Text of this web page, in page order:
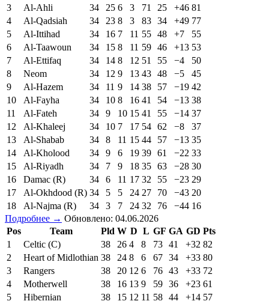
3
Al-Ahli 34 25 6 3 71 25 +46 81
4
Al-Qadsiah 34 23 8 3 83 34 +49 77
5
Al-Ittihad 34 16 7 11 55 48 +7
55
6
Al-Taawoun 34 15 8 11 59 46 +13 53
7
Al-Ettifaq 34 14 8 12 51 55 −4
50
8
Neom 34 12 9 13 43 48 −5
45
9
Al-Hazem 34 11 9 14 38 57 −19 42
10
Al-Fayha 34 10 8 16 41 54 −13 38
11
Al-Fateh 34 9 10 15 41 55 −14 37
12
Al-Khaleej 34 10 7 17 54 62 −8
37
13
Al-Shabab 34 8 11 15 44 57 −13 35
14
Al-Kholood 34 9 6 19 39 61 −22 33
15
Al-Riyadh 34 7 9 18 35 63 −28 30
16
Damac (R) 34 6 11 17 32 55 −23 29
17
Al-Okhdood (R) 34 5 5 24 27 70 −43 20
18
Al-Najma (R) 34 3 7 24 32 76 −44 16
Подробнее → Обновлено: 04.06.2026
Pos
Team Pld W D L GF GA GD Pts
1
Celtic (C) 38 26 4 8 73 41 +32 82
2
Heart of Midlothian 38 24 8 6 67 34 +33 80
3
Rangers 38 20 12 6 76 43 +33 72
4
Motherwell 38 16 13 9 59 36 +23 61
5
Hibernian 38 15 12 11 58 44 +14 57